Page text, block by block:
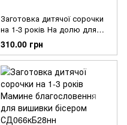
Заготовка дитячої сорочки
на 1-3 років На долю для
вишивки бісером
СД068кБ28нн
310.00 грн